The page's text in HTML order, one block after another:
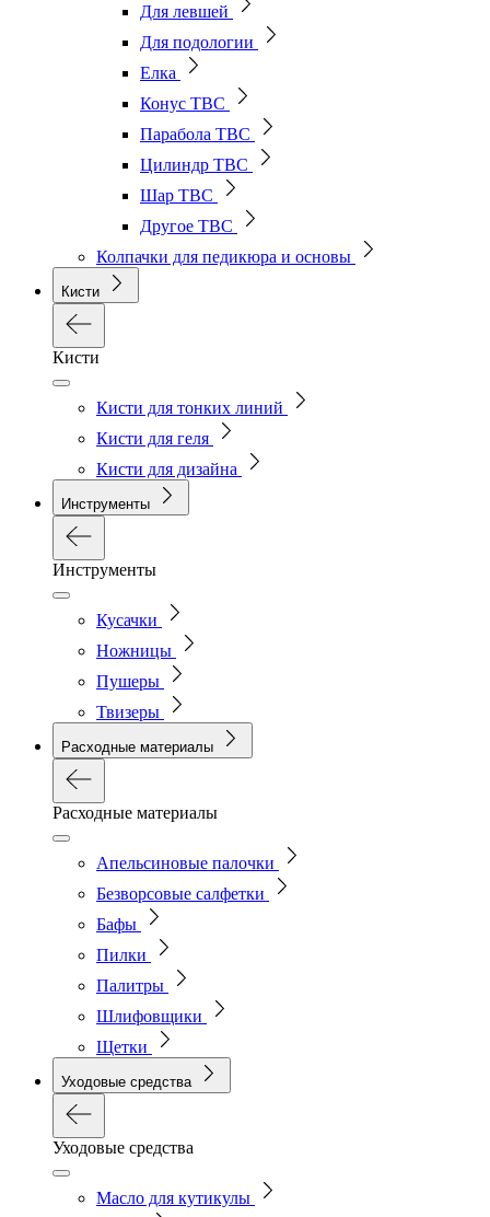
Для левшей
Для подологии
Елка
Конус ТВС
Парабола ТВС
Цилиндр ТВС
Шар ТВС
Другое ТВС
Колпачки для педикюра и основы
Кисти
Кисти
Кисти для тонких линий
Кисти для геля
Кисти для дизайна
Инструменты
Инструменты
Кусачки
Ножницы
Пушеры
Твизеры
Расходные материалы
Расходные материалы
Апельсиновые палочки
Безворсовые салфетки
Бафы
Пилки
Палитры
Шлифовщики
Щетки
Уходовые средства
Уходовые средства
Масло для кутикулы